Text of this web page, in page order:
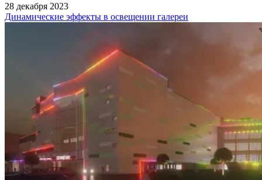
28 декабря 2023
Динамические эффекты в освещении галереи